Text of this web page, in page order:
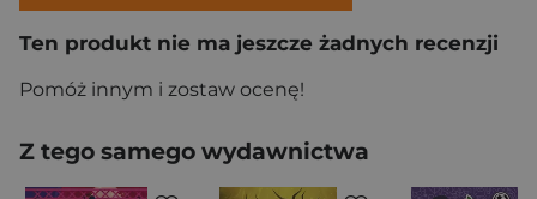
Ten produkt nie ma jeszcze żadnych recenzji
Pomóż innym i zostaw ocenę!
Z tego samego wydawnictwa